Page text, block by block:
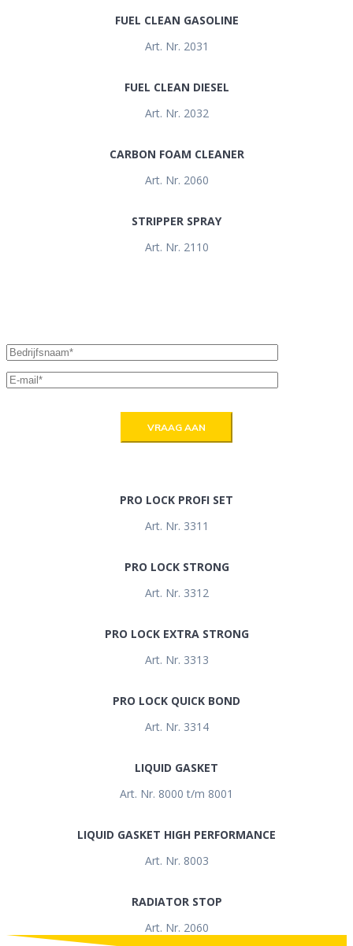
FUEL CLEAN GASOLINE
Art. Nr. 2031
FUEL CLEAN DIESEL
Art. Nr. 2032
CARBON FOAM CLEANER
Art. Nr. 2060
STRIPPER SPRAY
Art. Nr. 2110
PRO LOCK PROFI SET
Art. Nr. 3311
PRO LOCK STRONG
Art. Nr. 3312
PRO LOCK EXTRA STRONG
Art. Nr. 3313
PRO LOCK QUICK BOND
Art. Nr. 3314
LIQUID GASKET
Art. Nr. 8000 t/m 8001
LIQUID GASKET HIGH PERFORMANCE
Art. Nr. 8003
RADIATOR STOP
Art. Nr. 2060